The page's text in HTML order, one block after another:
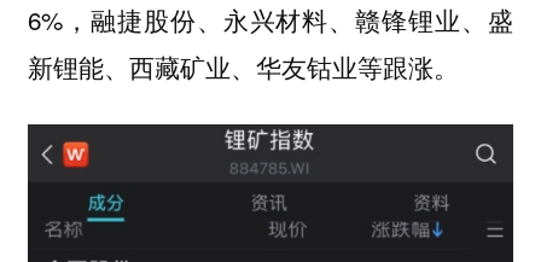
6%，融捷股份、永兴材料、赣锋锂业、盛
新锂能、西藏矿业、华友钴业等跟涨。